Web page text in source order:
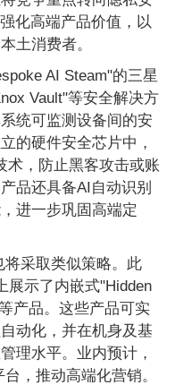
化高端产品价值，以
土消费者。
AI Steam"的三星
Vault"等安全解决方
统可监测设备间的安
的硬件安全芯片中，
术，防止黑客攻击或账
品还具备AI自动识别
进一步巩固高端定
采取类似策略。此
展示了内嵌式"Hidden
产品。这些产品可实
动化，并在机身及基
理水平。业内预计，
，推动高端化营销。